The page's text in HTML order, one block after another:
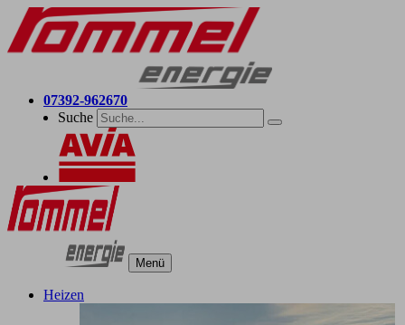
07392-962670
Suche
Menü
Heizen